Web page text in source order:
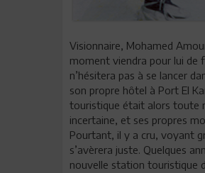
Visionnaire, Mohamed
moment viendra pour lui de
n’hésitera pas à se lancer
son propre hôtel à Port El
touristique était alors toute
incertaine, et ses propres
Pourtant, il y a cru, voyant
s’avèrera juste. Quelques
nouvelle station touristique